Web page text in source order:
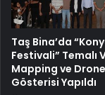
Taş Bina’da
Festivali” Temalı
Mapping ve Drone
Gösterisi Yapıldı